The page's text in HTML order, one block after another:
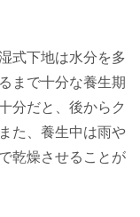
式下地は水分を多
まで十分な養生期
分だと、後からク
た、養生中は雨や
乾燥させることが